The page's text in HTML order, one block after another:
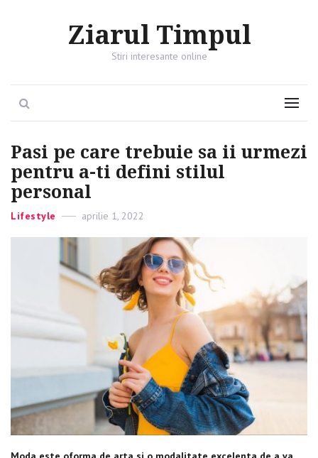
Ziarul Timpul
Stiri interesante online
Menu
Pasi pe care trebuie sa ii urmezi
pentru a-ti defini stilul
personal
Categories
Lifestyle
Posted
aprilie 1, 2022